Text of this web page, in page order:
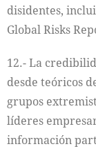
disidentes,
Global Risks
12.- La
desde teóricos
grupos
líderes
información